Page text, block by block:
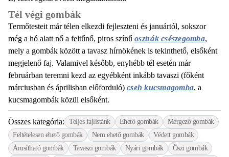
Tél végi gombák
Termőtesteit már télen elkezdi fejleszteni és januártól, sokszor
még a hó alatt nő a feltűnő, piros színű osztrák csészegomba,
mely a gombák között a tavasz hírnökének is tekinthető, elsőként
megjelenő faj. Valamivel később, enyhébb tél esetén már
februárban teremni kezd az egyébként inkább tavaszi (főként
márciusban és áprilisban előforduló) cseh kucsmagomba, a
kucsmagombák közül elsőként.
Összes kategória: Teljes fajlistánk Ehető gombák
Mérgező gombák
Feltételesen ehető gombák
Nem ehető gombák
Védett gombák
Árusítható gombák
Tavaszi gombák Nyári gombák
Őszi gombák